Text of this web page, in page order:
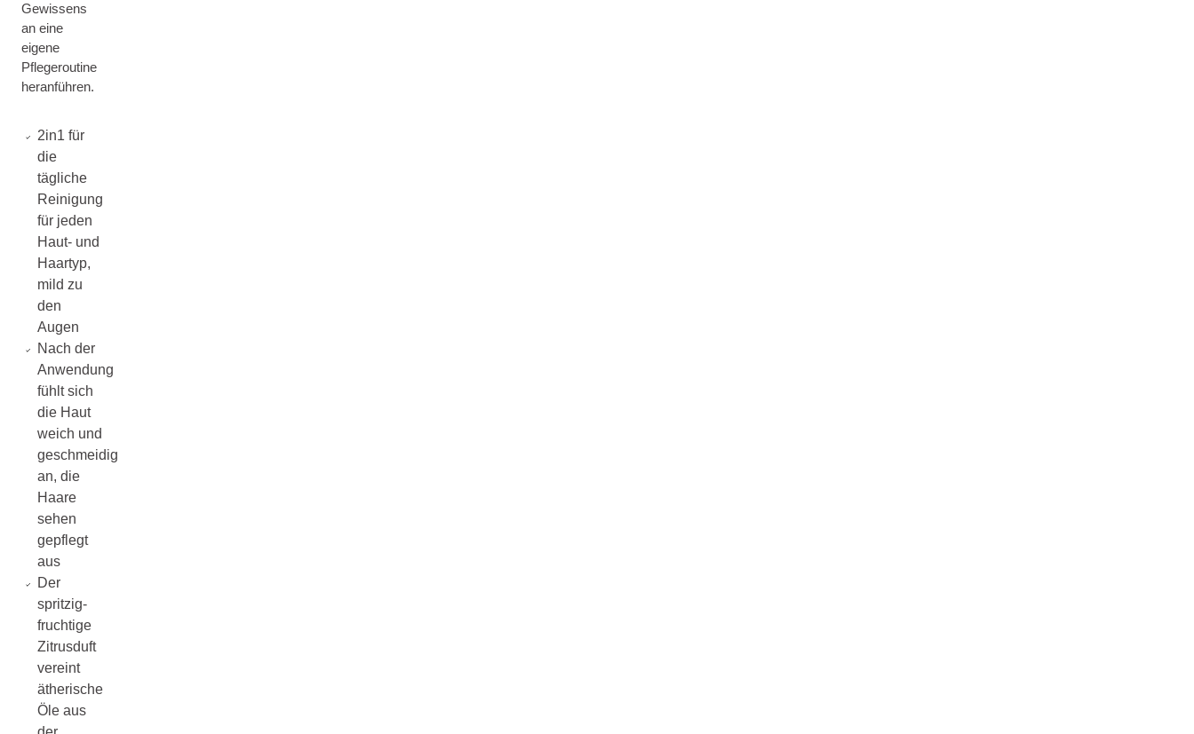
Gewissens
an eine
eigene
Pflegeroutine
heranführen.
2in1 für
die
tägliche
Reinigung
für jeden
Haut- und
Haartyp,
mild zu
den
Augen
Nach der
Anwendung
fühlt sich
die Haut
weich und
geschmeidig
an, die
Haare
sehen
gepflegt
aus
Der
spritzig-
fruchtige
Zitrusduft
vereint
ätherische
Öle aus